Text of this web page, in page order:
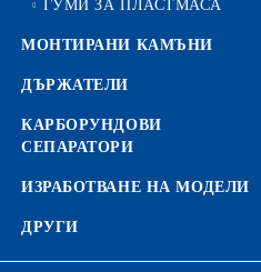
ГУМИ ЗА ПЛАСТМАСА
МОНТИРАНИ КАМЪНИ
ДЪРЖАТЕЛИ
КАРБОРУНДОВИ
СЕПАРАТОРИ
ИЗРАБОТВАНЕ НА МОДЕЛИ
ДРУГИ